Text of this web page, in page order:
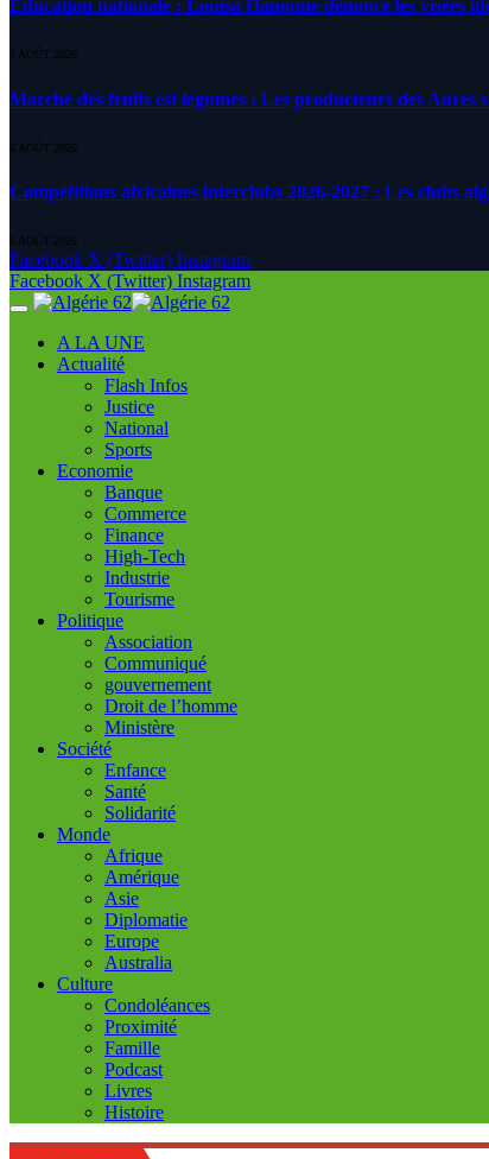
Education nationale : Louisa Hanoune dénonce les visées
7 AOÛT 2026
Marché des fruits est légumes : Les producteurs des
6 AOÛT 2026
Compétitions africaines interclubs 2026-2027 : Les clubs
6 AOÛT 2026
Facebook X (Twitter) Instagram
Facebook X (Twitter) Instagram
A LA UNE
Actualité
Flash Infos
Justice
National
Sports
Economie
Banque
Commerce
Finance
High-Tech
Industrie
Tourisme
Politique
Association
Communiqué
gouvernement
Droit de l’homme
Ministère
Société
Enfance
Santé
Solidarité
Monde
Afrique
Amérique
Asie
Diplomatie
Europe
Australia
Culture
Condoléances
Proximité
Famille
Podcast
Livres
Histoire